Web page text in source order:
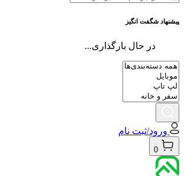
پیشنهاد شگفت انگیز
در حال بارگذاری...
ورود/ثبت نام
0